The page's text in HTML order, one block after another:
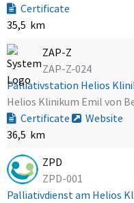
Certificate
35,5 km
ZAP-Z
ZAP-Z-024
Palliativstation Helios
Helios Klinikum Emil von
Certificate
Website
36,5 km
ZPD
ZPD-001
Palliativdienst am Helios